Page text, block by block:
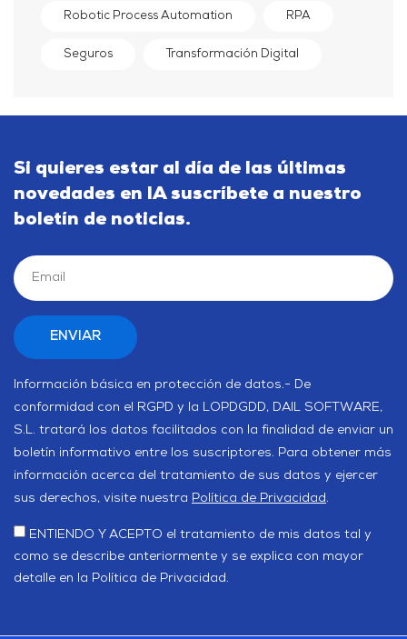
Robotic Process Automation RPA
Seguros Transformación Digital
Si quieres estar al día de las últimas
novedades en IA suscríbete a nuestro
boletín de noticias.
Información básica en protección de datos.- De
conformidad con el RGPD y la LOPDGDD, DAIL SOFTWARE,
S.L. tratará los datos facilitados con la finalidad de enviar un
boletín informativo entre los suscriptores. Para obtener más
información acerca del tratamiento de sus datos y ejercer
sus derechos, visite nuestra Política de Privacidad .
ENTIENDO Y ACEPTO el tratamiento de mis datos tal y
como se describe anteriormente y se explica con mayor
detalle en la Política de Privacidad.